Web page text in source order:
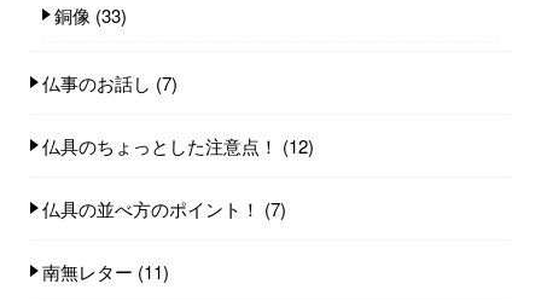
銅像 (33)
仏事のお話し (7)
仏具のちょっとした注意点！ (12)
仏具の並べ方のポイント！ (7)
南無レター (11)